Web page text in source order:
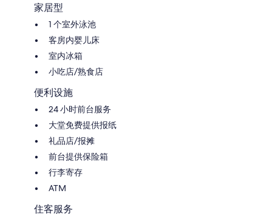
家居型
1 个室外泳池
客房内婴儿床
室内冰箱
小吃店/熟食店
便利设施
24 小时前台服务
大堂免费提供报纸
礼品店/报摊
前台提供保险箱
行李寄存
ATM
住客服务